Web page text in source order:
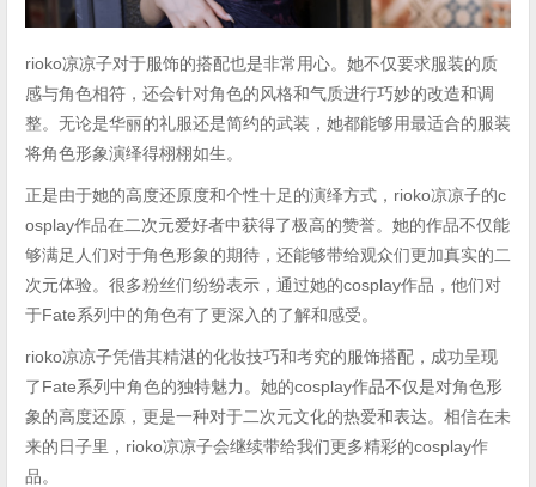
rioko凉凉子对于服饰的搭配也是非常用心。她不仅要求服装的质
感与角色相符，还会针对角色的风格和气质进行巧妙的改造和调
整。无论是华丽的礼服还是简约的武装，她都能够用最适合的服装
将角色形象演绎得栩栩如生。
正是由于她的高度还原度和个性十足的演绎方式，rioko凉凉子的c
osplay作品在二次元爱好者中获得了极高的赞誉。她的作品不仅能
够满足人们对于角色形象的期待，还能够带给观众们更加真实的二
次元体验。很多粉丝们纷纷表示，通过她的cosplay作品，他们对
于Fate系列中的角色有了更深入的了解和感受。
rioko凉凉子凭借其精湛的化妆技巧和考究的服饰搭配，成功呈现
了Fate系列中角色的独特魅力。她的cosplay作品不仅是对角色形
象的高度还原，更是一种对于二次元文化的热爱和表达。相信在未
来的日子里，rioko凉凉子会继续带给我们更多精彩的cosplay作
品。